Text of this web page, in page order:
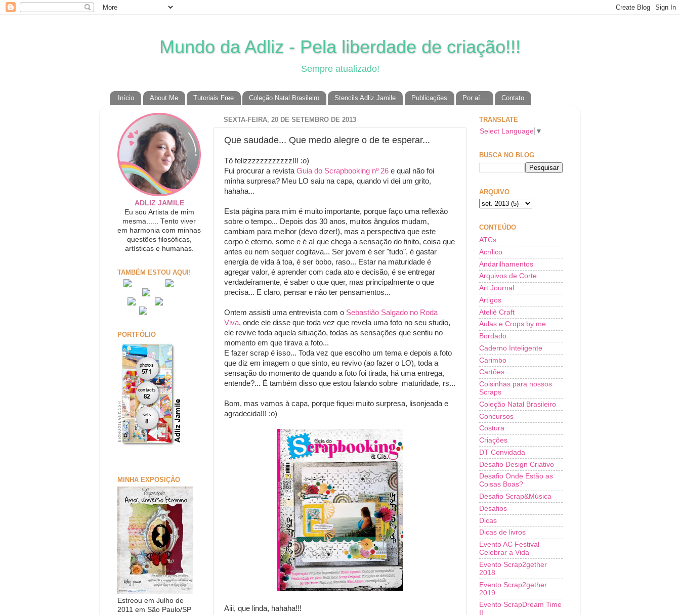
Mundo da Adliz - Pela liberdade de criação!!!
Sempre atualizado!
Início About Me Tutoriais Free Coleção Natal Brasileiro Stencils Adliz Jamile Publicações Por aí... Contato
SEXTA-FEIRA, 20 DE SETEMBRO DE 2013
Que saudade... Que medo alegre o de te esperar...
Tô felizzzzzzzzzzzz!!! :o)
Fui procurar a revista Guia do Scrapbooking nº 26 e qual não foi
minha surpresa? Meu LO saiu na capa, quando vi dei um grito,
hahaha...
Esta página para mim é muito importante, porque faço uma reflexão
sobre o tempo... Depois dos 30 anos, muitos ângulos mudam,
cambiam para melhor (devo dizer!), mas a perspectiva que este
corpo é eterno, some e é aí que chega a sensação do finito, coisa que
antes eu nem sequer cogitava... Ser jovem é ser "tudo", é gastar
energia de vida à toa, é ser bobo, raso... Estar na maturidade é
agregar valor, é aprender com cada ato e decisão, é se entregar
verdadeiramente, é saber o que quer, mas principalmente o que
precisa... E claro, pensar e não ter pensamentos...
Ontem assisti uma entrevista com o Sebastião Salgado no Roda
Viva, onde ele disse que toda vez que revela uma foto no seu studio,
ele revive toda aquela situação, todas as sensações que sentiu no
momento em que tirava a foto...
E fazer scrap é isso... Toda vez que escolho um tema e depois a foto
que diz em imagem o que sinto, eu revivo (ao fazer o LO), toda a
sensação do momento de quando a foto foi tirada, há uma entrega,
entende?... É também disso que estou falando sobre maturidade, rs...
Bom, mas vamos à capa, porque fiquei muito surpresa, lisonjeada e
agradecida!!! :o)
Aiii, que linda, hahaha!!!
ADLIZ JAMILE
Eu sou Artista de mim
mesma...... Tento viver
em harmonia com minhas
questões filosóficas,
artísticas e humanas.
TAMBÉM ESTOU AQUI!
PORTFÓLIO
MINHA EXPOSIÇÃO
Estreou em Julho de
2011 em São Paulo/SP
TRANSLATE
Select Language ▼
BUSCA NO BLOG
ARQUIVO
CONTEÚDO
ATCs
Acrílico
Andarilhamentos
Arquivos de Corte
Art Journal
Artigos
Ateliê Craft
Aulas e Crops by me
Bordado
Caderno Inteligente
Carimbo
Cartões
Coisinhas para nossos
Scraps
Coleção Natal Brasileiro
Concursos
Costura
Criações
DT Convidada
Desafio Design Criativo
Desafio Onde Estão as
Coisas Boas?
Desafio Scrap&Música
Desafios
Dicas
Dicas de livros
Evento AC Festival
Celebrar a Vida
Evento Scrap2gether
2018
Evento Scrap2gether
2019
Evento ScrapDream Time